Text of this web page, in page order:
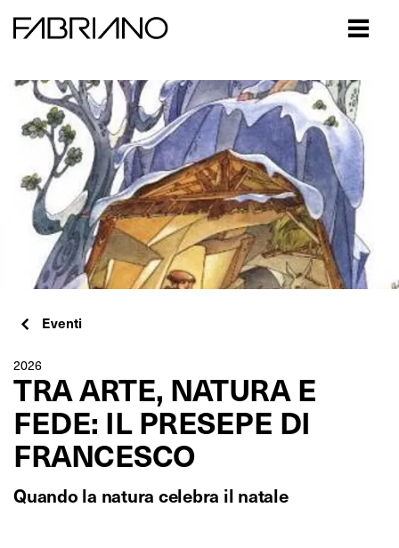
Eventi
2026
TRA ARTE, NATURA E
FEDE: IL PRESEPE DI
FRANCESCO
Quando la natura celebra il natale